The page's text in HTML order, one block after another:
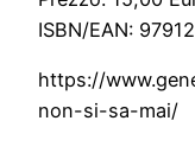
ISBN/EAN:
https://
non-si-sa-mai/